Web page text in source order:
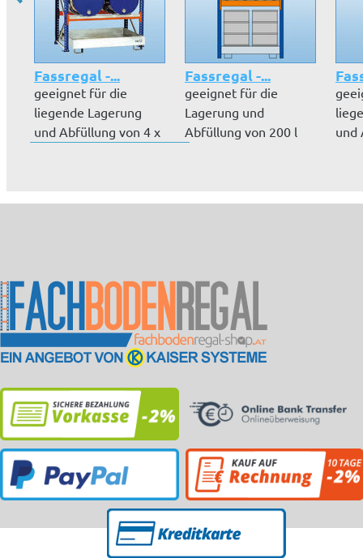
Fassregal -...
geeignet für die
liegende Lagerung
und Abfüllung von 4 x
Fassregal -...
geeignet für die
Lagerung und
Abfüllung von 200 l
und